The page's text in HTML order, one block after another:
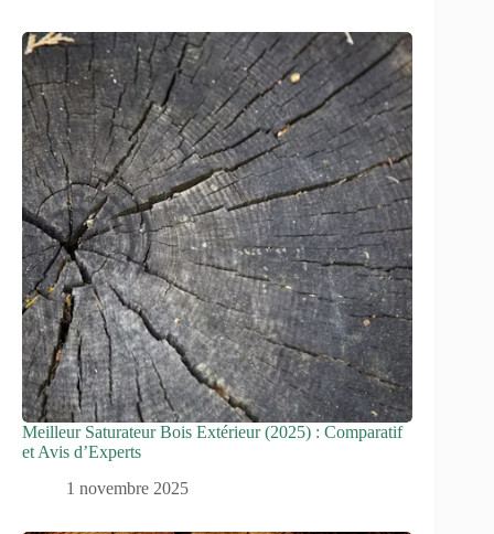
Meilleur Saturateur Bois Extérieur (2025) : Comparatif
et Avis d’Experts
1 novembre 2025